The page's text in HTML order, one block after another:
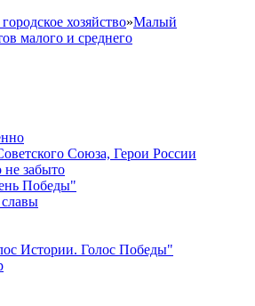
хозяйство»Малый
малого и среднего
Союза, Герои России
не забыто
Победы"
Истории. Голос Победы"